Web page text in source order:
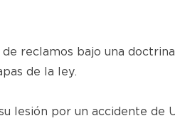
reclamos bajo una
de la ley.
lesión por un accidente de